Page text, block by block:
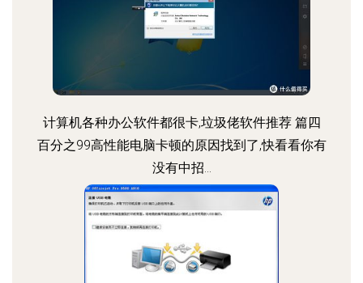
计算机各种办公软件都很卡,垃圾佬软件推荐 篇四
百分之99高性能电脑卡顿的原因找到了,快看看你有
没有中招...